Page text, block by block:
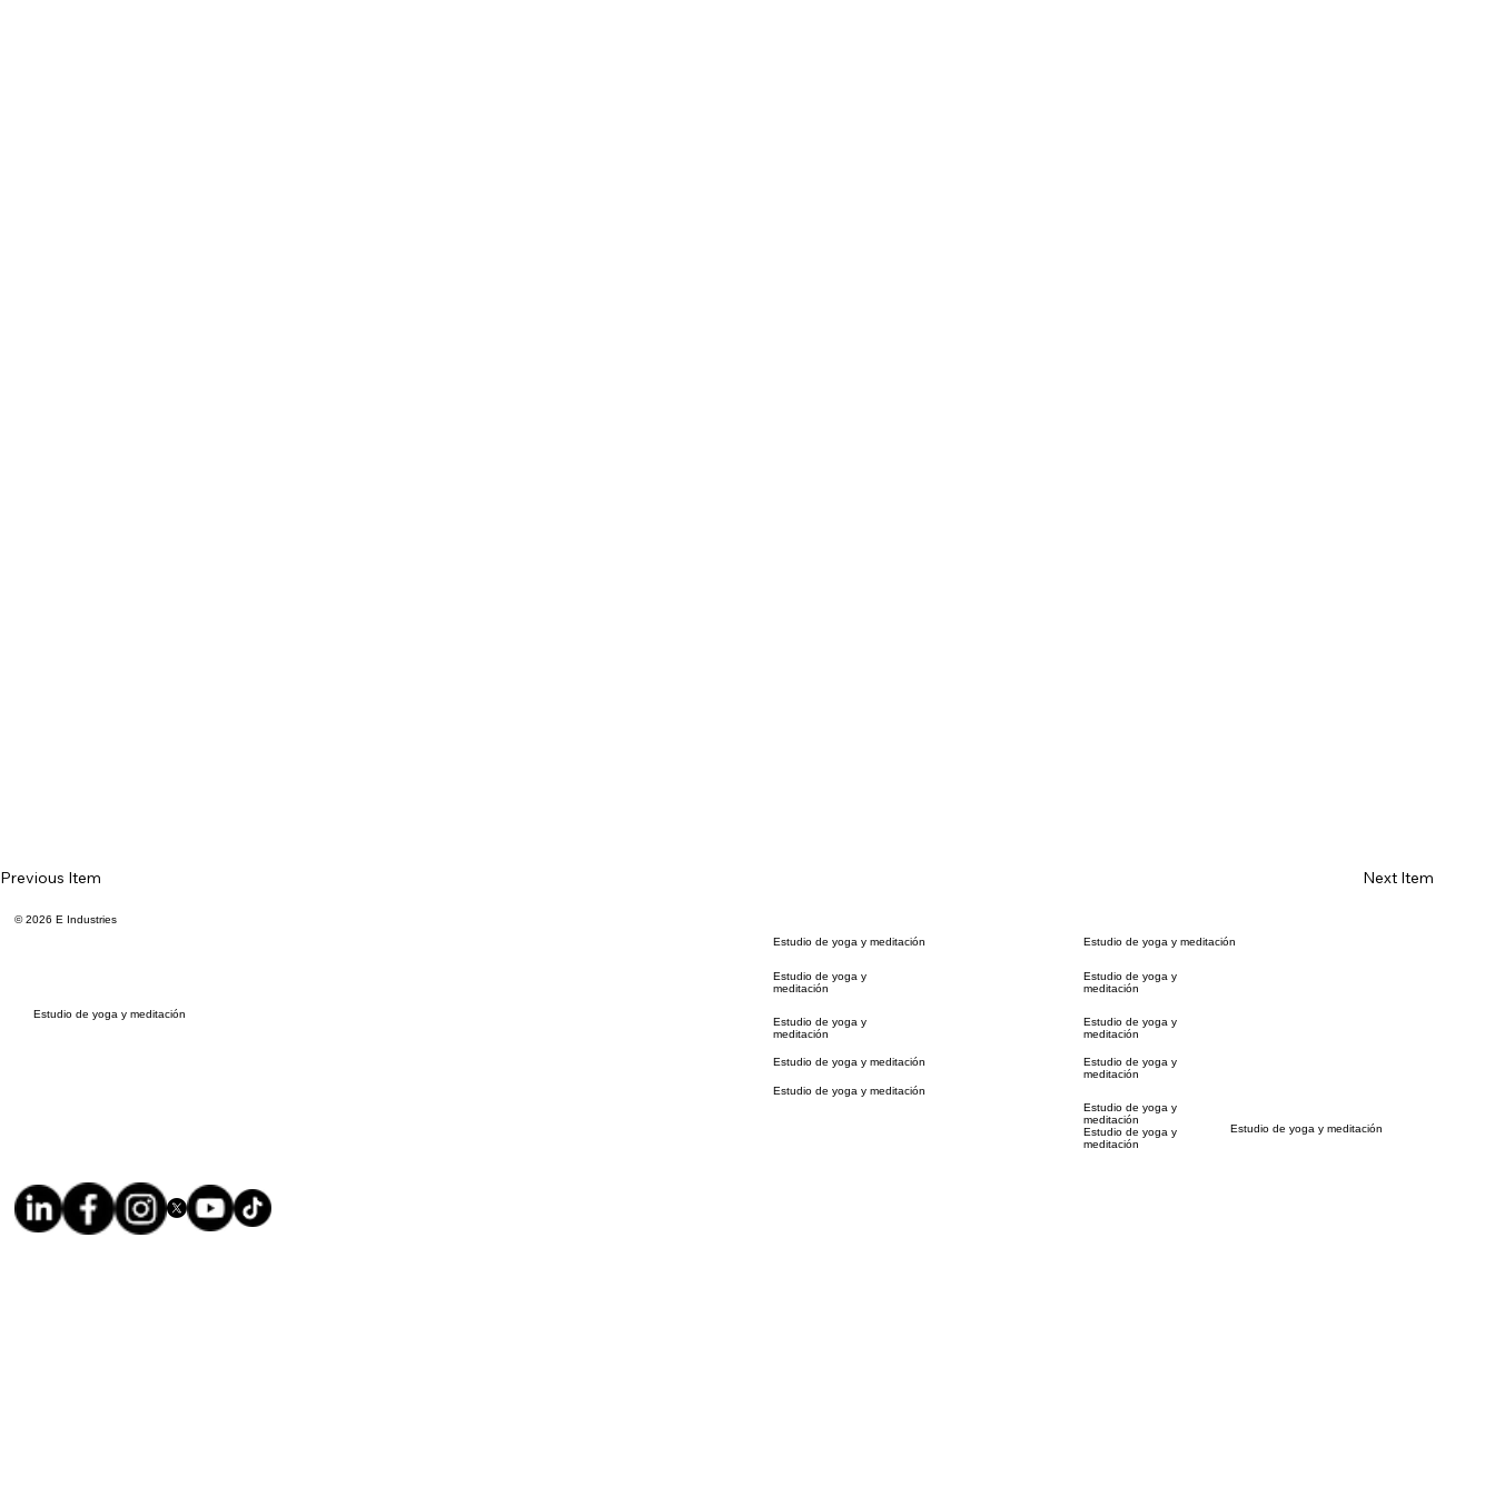
Previous Item Next Item
Estudio de yoga y meditación
© 2026 E Industries
Estudio de yoga y meditación
Estudio de yoga y
meditación
Estudio de yoga y
meditación
Estudio de yoga y meditación
Estudio de yoga y meditación
Estudio de yoga y meditación
Estudio de yoga y
meditación
Estudio de yoga y
meditación
Estudio de yoga y
meditación
Estudio de yoga y
meditación
Estudio de yoga y
meditación
Estudio de yoga y meditación